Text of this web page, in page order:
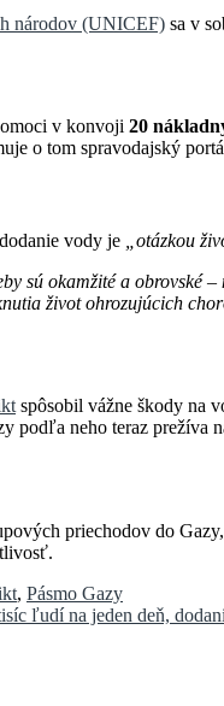
národov (UNICEF) sa v
v konvoji 20
o tom spravodajský
vody je „otázkou
sú okamžité a
život ohrozujúcich
spôsobil vážne škody na
podľa neho teraz prežíva
priechodov do
, Pásmo Gazy
ľudí na jeden deň,